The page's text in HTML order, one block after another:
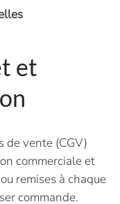
et
de vente (CGV)
commerciale et
remises à chaque
commande.